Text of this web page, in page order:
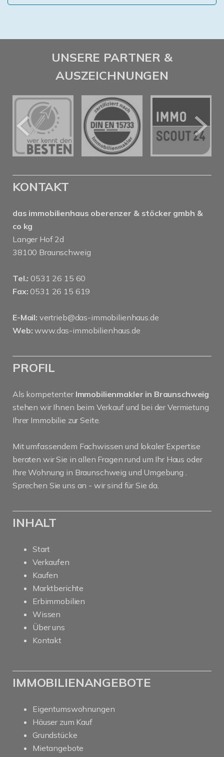
UNSERE PARTNER &
AUSZEICHNUNGEN
KONTAKT
das immobilienhaus oberenzer & stöcker gmbh &
co kg
Langer Hof 2d
38100 Braunschweig
Tel.: 0531 26 15 60
Fax: 0531 26 15 619
E-Mail: vertrieb@das-immobilienhaus.de
Web: www.das-immobilienhaus.de
PROFIL
Als kompetenter Immobilienmakler in Braunschweig
stehen wir Ihnen beim Verkauf und bei der Vermietung
Ihrer Immobilie zur Seite.
Mit umfassendem Fachwissen und lokaler Expertise
beraten wir Sie in allen Fragen rund um Ihr Haus oder
Ihre Wohnung in Braunschweig und Umgebung .
Sprechen Sie uns an - wir sind für Sie da.
INHALT
Start
Verkaufen
Kaufen
Marktberichte
Erbimmobilien
Wissen
Über uns
Kontakt
IMMOBILIENANGEBOTE
Eigentumswohnungen
Häuser zum Kauf
Grundstücke
Mietangebote